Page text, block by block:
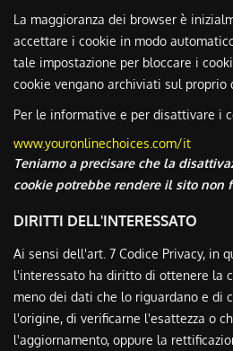
La maggioranza dei browser è
accettare i cookie in modo
tale impostazione per bloccare i
cookie vengano archiviati sul proprio
Per le informative e per disattivare i
www.youronlinechoices.com/it
Teniamo a precisare che la
cookie potrebbe rendere il sito non
DIRITTI DELL'INTERESSATO
Ai sensi dell'art. 7 Codice Privacy, in
l'interessato ha diritto di ottenere la
meno dei dati che lo riguardano e di
l'origine, di verificarne l'esattezza o
l'aggiornamento, oppure la